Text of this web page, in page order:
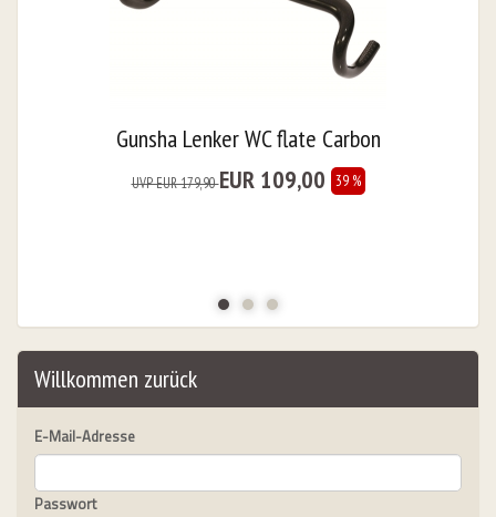
Gunsha Lenker WC flate Carbon
UVP EUR 179,90EUR 109,00 39 %
Willkommen zurück
E-Mail-Adresse
Passwort